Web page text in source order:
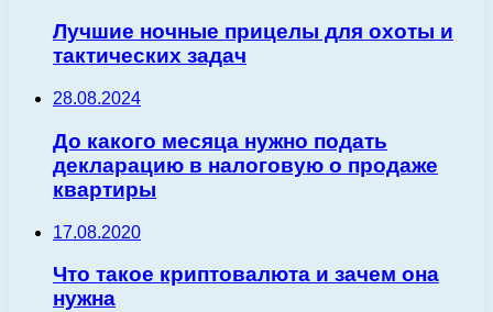
Лучшие ночные прицелы для охоты и
тактических задач
28.08.2024
До какого месяца нужно подать
декларацию в налоговую о продаже
квартиры
17.08.2020
Что такое криптовалюта и зачем она
нужна